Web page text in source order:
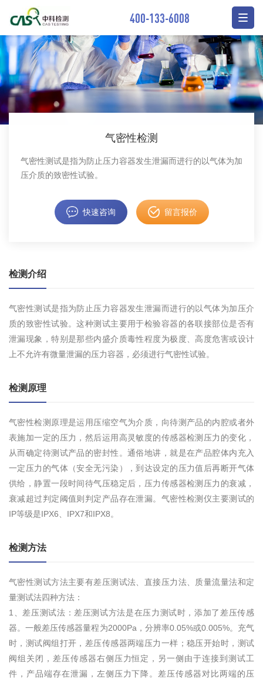
400-133-6008
气密性检测
气密性测试是指为防止压力容器发生泄漏而进行的以气体为加
压介质的致密性试验。
快速咨询 留言报价
检测介绍
气密性测试是指为防止压力容器发生泄漏而进行的以气体为加压介
质的致密性试验。这种测试主要用于检验容器的各联接部位是否有
泄漏现象，特别是那些内盛介质毒性程度为极度、高度危害或设计
上不允许有微量泄漏的压力容器，必须进行气密性试验。
检测原理
气密性检测原理是运用压缩空气为介质，向待测产品的内腔或者外
表施加一定的压力，然后运用高灵敏度的传感器检测压力的变化，
从而确定待测试产品的密封性。通俗地讲，就是在产品腔体内充入
一定压力的气体（安全无污染），到达设定的压力值后再断开气体
供给，静置一段时间待气压稳定后，压力传感器检测压力的衰减，
衰减超过判定阈值则判定产品存在泄漏。气密性检测仪主要测试的
IP等级是IPX6、IPX7和IPX8。
检测方法
气密性测试方法主要有差压测试法、直接压力法、质量流量法和定
量测试法四种方法：
1、差压测试法：差压测试方法是在压力测试时，添加了差压传感
器。一般差压传感器量程为2000Pa，分辨率0.05%或0.005%。充气
时，测试阀组打开，差压传感器两端压力一样；稳压开始时，测试
阀组关闭，差压传感器右侧压力恒定，另一侧由于连接到测试工
件，产品端存在泄漏，左侧压力下降。差压传感器对比两端的压